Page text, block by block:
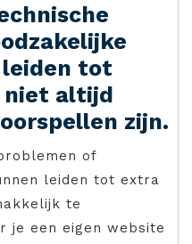
leiden tot
niet altijd
zijn.
of
leiden tot extra
te
je een eigen website